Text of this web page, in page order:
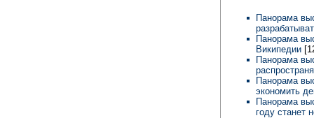
Панорама
Панорама
Википедии
Панорама
Панорама
экономить
Панорама
году станет